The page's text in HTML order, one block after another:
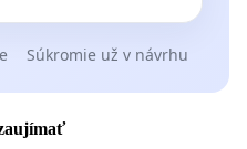
Súkromie už v návrhu